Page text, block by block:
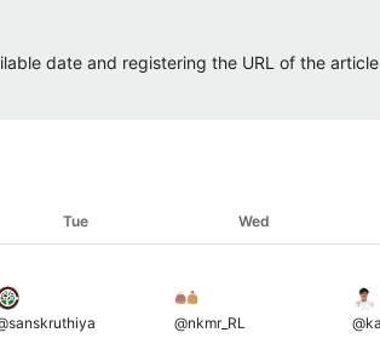
date and registering the URL of the
Tue Wed
sanskruthiya
@nkmr_RL
@